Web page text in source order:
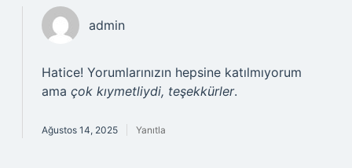
admin
Hatice! Yorumlarınızın hepsine katılmıyorum
ama çok kıymetliydi, teşekkürler.
Ağustos 14, 2025 Yanıtla